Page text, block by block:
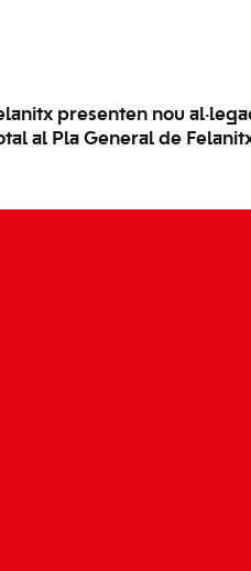
presenten nou
al Pla General de